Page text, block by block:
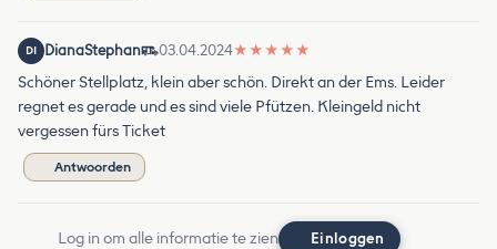
DI DianaStephan 03.04.2024★ ★ ★ ★ ★
Schöner Stellplatz, klein aber schön. Direkt an der Ems. Leider
regnet es gerade und es sind viele Pfützen. Kleingeld nicht
vergessen fürs Ticket
Antwoorden
Log in om alle informatie te zien Einloggen